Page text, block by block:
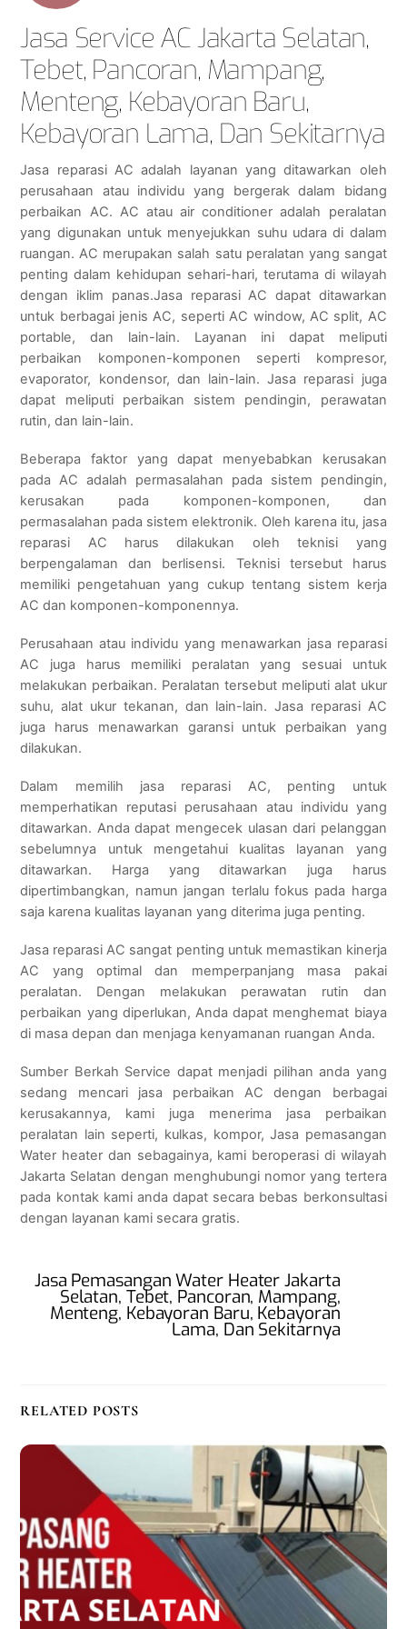
Jasa Service AC Jakarta Selatan,
Tebet, Pancoran, Mampang,
Menteng, Kebayoran Baru,
Kebayoran Lama, Dan Sekitarnya
Jasa reparasi AC adalah layanan yang ditawarkan oleh
perusahaan atau individu yang bergerak dalam bidang
perbaikan AC. AC atau air conditioner adalah peralatan
yang digunakan untuk menyejukkan suhu udara di dalam
ruangan. AC merupakan salah satu peralatan yang sangat
penting dalam kehidupan sehari-hari, terutama di wilayah
dengan iklim panas.Jasa reparasi AC dapat ditawarkan
untuk berbagai jenis AC, seperti AC window, AC split, AC
portable, dan lain-lain. Layanan ini dapat meliputi
perbaikan komponen-komponen seperti kompresor,
evaporator, kondensor, dan lain-lain. Jasa reparasi juga
dapat meliputi perbaikan sistem pendingin, perawatan
rutin, dan lain-lain.
Beberapa faktor yang dapat menyebabkan kerusakan
pada AC adalah permasalahan pada sistem pendingin,
kerusakan pada komponen-komponen, dan
permasalahan pada sistem elektronik. Oleh karena itu, jasa
reparasi AC harus dilakukan oleh teknisi yang
berpengalaman dan berlisensi. Teknisi tersebut harus
memiliki pengetahuan yang cukup tentang sistem kerja
AC dan komponen-komponennya.
Perusahaan atau individu yang menawarkan jasa reparasi
AC juga harus memiliki peralatan yang sesuai untuk
melakukan perbaikan. Peralatan tersebut meliputi alat ukur
suhu, alat ukur tekanan, dan lain-lain. Jasa reparasi AC
juga harus menawarkan garansi untuk perbaikan yang
dilakukan.
Dalam memilih jasa reparasi AC, penting untuk
memperhatikan reputasi perusahaan atau individu yang
ditawarkan. Anda dapat mengecek ulasan dari pelanggan
sebelumnya untuk mengetahui kualitas layanan yang
ditawarkan. Harga yang ditawarkan juga harus
dipertimbangkan, namun jangan terlalu fokus pada harga
saja karena kualitas layanan yang diterima juga penting.
Jasa reparasi AC sangat penting untuk memastikan kinerja
AC yang optimal dan memperpanjang masa pakai
peralatan. Dengan melakukan perawatan rutin dan
perbaikan yang diperlukan, Anda dapat menghemat biaya
di masa depan dan menjaga kenyamanan ruangan Anda.
Sumber Berkah Service dapat menjadi pilihan anda yang
sedang mencari jasa perbaikan AC dengan berbagai
kerusakannya, kami juga menerima jasa perbaikan
peralatan lain seperti, kulkas, kompor, Jasa pemasangan
Water heater dan sebagainya, kami beroperasi di wilayah
Jakarta Selatan dengan menghubungi nomor yang tertera
pada kontak kami anda dapat secara bebas berkonsultasi
dengan layanan kami secara gratis.
Jasa Pemasangan Water Heater Jakarta
Selatan, Tebet, Pancoran, Mampang,
Menteng, Kebayoran Baru, Kebayoran
Lama, Dan Sekitarnya
RELATED POSTS